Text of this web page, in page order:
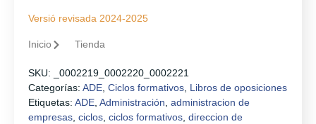
Versió revisada 2024-2025
Inicio Tienda
SKU:
_0002219_0002220_0002221
Categorías: ADE Ciclos formativos Libros de oposiciones
Etiquetas: ADE Administración administracion de
empresas ciclos ciclos formativos direccion de